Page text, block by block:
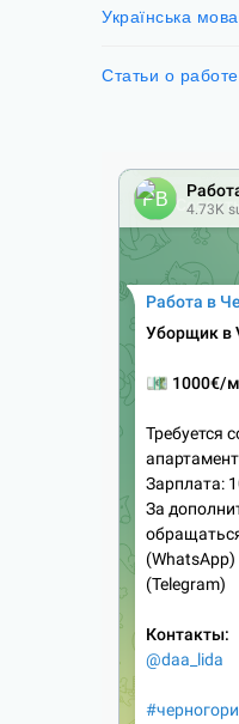
Українська мова
Статьи о работе